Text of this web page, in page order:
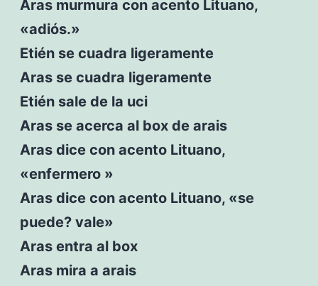
Aras murmura con acento Lituano,
«adiós.»
Etién se cuadra ligeramente
Aras se cuadra ligeramente
Etién sale de la uci
Aras se acerca al box de arais
Aras dice con acento Lituano,
«enfermero »
Aras dice con acento Lituano, «se
puede? vale»
Aras entra al box
Aras mira a arais